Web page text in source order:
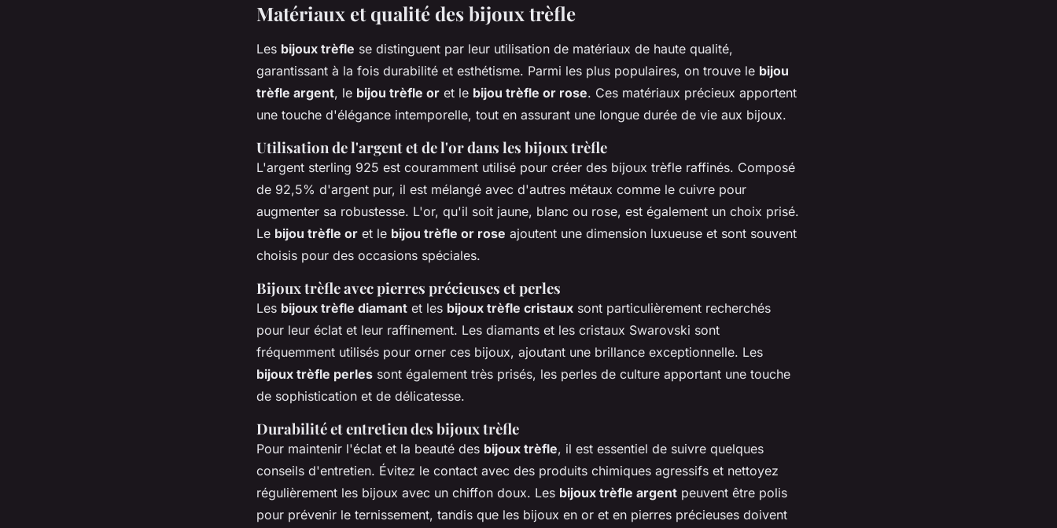
Matériaux et qualité des bijoux trèfle
Les bijoux trèfle se distinguent par leur utilisation de matériaux de haute qualité,
garantissant à la fois durabilité et esthétisme. Parmi les plus populaires, on trouve le bijou
trèfle argent, le bijou trèfle or et le bijou trèfle or rose. Ces matériaux précieux apportent
une touche d'élégance intemporelle, tout en assurant une longue durée de vie aux bijoux.
Utilisation de l'argent et de l'or dans les bijoux trèfle
L'argent sterling 925 est couramment utilisé pour créer des bijoux trèfle raffinés. Composé
de 92,5% d'argent pur, il est mélangé avec d'autres métaux comme le cuivre pour
augmenter sa robustesse. L'or, qu'il soit jaune, blanc ou rose, est également un choix prisé.
Le bijou trèfle or et le bijou trèfle or rose ajoutent une dimension luxueuse et sont souvent
choisis pour des occasions spéciales.
Bijoux trèfle avec pierres précieuses et perles
Les bijoux trèfle diamant et les bijoux trèfle cristaux sont particulièrement recherchés
pour leur éclat et leur raffinement. Les diamants et les cristaux Swarovski sont
fréquemment utilisés pour orner ces bijoux, ajoutant une brillance exceptionnelle. Les
bijoux trèfle perles sont également très prisés, les perles de culture apportant une touche
de sophistication et de délicatesse.
Durabilité et entretien des bijoux trèfle
Pour maintenir l'éclat et la beauté des bijoux trèfle, il est essentiel de suivre quelques
conseils d'entretien. Évitez le contact avec des produits chimiques agressifs et nettoyez
régulièrement les bijoux avec un chiffon doux. Les bijoux trèfle argent peuvent être polis
pour prévenir le ternissement, tandis que les bijoux en or et en pierres précieuses doivent